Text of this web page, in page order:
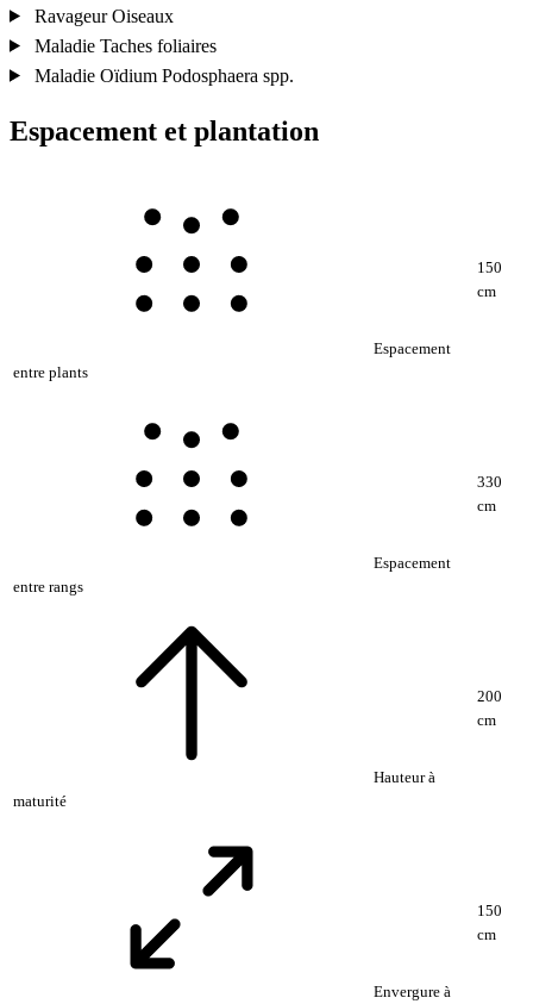
RavageurOiseaux
Maladie Taches foliaires
Maladie Oïdium Podosphaera spp.
Espacement et plantation
Espacement
entre plants
150
cm
Espacement
entre rangs
330
cm
Hauteur à
maturité
200
cm
Envergure à
150
cm